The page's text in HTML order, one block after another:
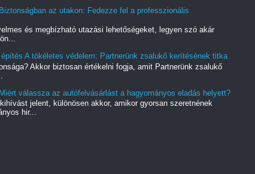
az utakon: Fedezze fel a professzionális
és megbízható utazási lehetőségeket, legyen szó akár
A tökéletes védelem: Partnerünk zsalukő kerítésének titka
Akkor biztosan értékelni fogja, amit Partnerünk zsalukő
válassza az autófelvásárlást a hagyományos eladás helyett?
jelent, különösen akkor, amikor gyorsan szeretnének
hir...